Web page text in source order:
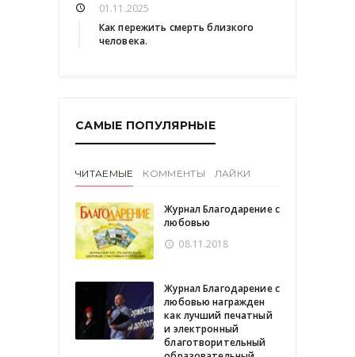
01.11.2025
Как пережить смерть близкого
человека.
САМЫЕ ПОПУЛЯРНЫЕ
ЧИТАЕМЫЕ КОММЕНТЫ ЛАЙКИ
Журнал Благодарение с
любовью
08.11.2018
Журнал Благодарение с
любовью награжден
как лучший печатный
и электронный
благотворительный